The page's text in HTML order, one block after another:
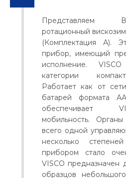
Представляем
ротационный
(Комплектация А).
прибор, имеющий
исполнение.
категории
Работает как от
батарей формата
обеспечивает
мобильность.
всего одной
несколько
прибором стало
VISCO предназначен
образцов